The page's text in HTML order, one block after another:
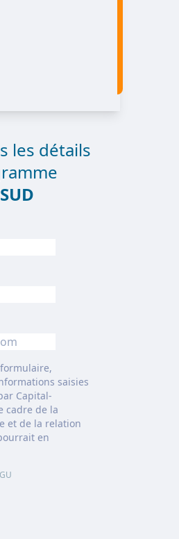
les détails
saisies
Capital-
cadre de la
et de la relation
en